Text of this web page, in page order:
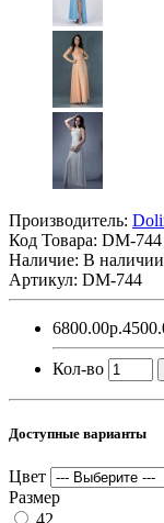
Производитель:
Код Товара: DM-744
Наличие: В наличии
Артикул: DM-744
6800.00р.
Кол-во
Доступные варианты
Цвет
Размер